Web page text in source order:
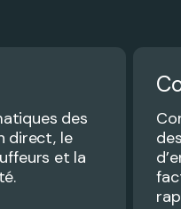
des
direct, le
et la